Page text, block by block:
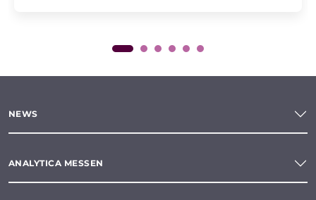
NEWS
ANALYTICA MESSEN